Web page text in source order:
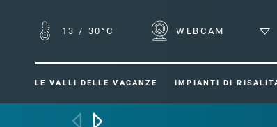
13 / 30°C WEBCAM
LE VALLI DELLE VACANZE IMPIANTI DI